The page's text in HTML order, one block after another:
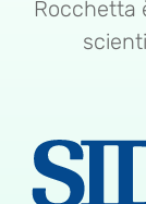
Rocchetta